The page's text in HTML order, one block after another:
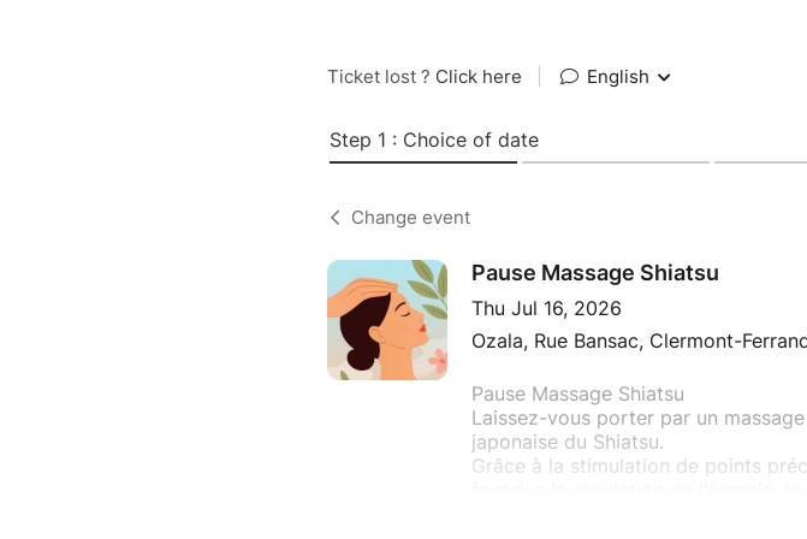
Ticket lost ? Click here English
Step 1 : Choice of date
Change event
Pause Massage Shiatsu
Thu Jul 16, 2026
Ozala, Rue Bansac, Clermont-
Pause Massage Shiatsu
Laissez-vous porter par un
japonaise du Shiatsu.
Grâce à la stimulation de points